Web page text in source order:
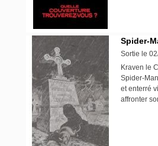
Spider-
Sortie le
Kraven le
Spider-
et enterré
affronter